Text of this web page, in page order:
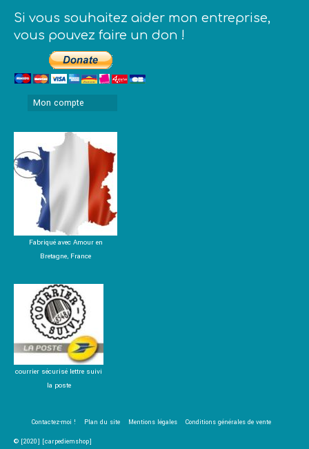
Si vous souhaitez aider mon entreprise,
vous pouvez faire un don !
Mon compte
Fabriqué avec Amour en
Bretagne, France
courrier sécurisé lettre suivi
la poste
Contactez-moi ! Plan du site Mentions légales Conditions générales de vente
© [2020] [carpediemshop]